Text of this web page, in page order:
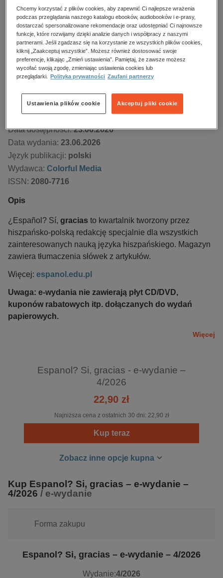
zdrowie
religie
Espanol? Si, gracias – e-wydanie – 4/2026
Numery archiwalne
Spis treści
Numer:4/2026
Data dostępności:23.06.2026
Data wydania: 23.06.2026
Język publikacji: polski
Wydawca: Colorful Media
ISSN: 2080-7716
Kupując otrzymujesz format: PDF
Opis
¿Español? Sí, gracias to kwartalnik tworzony przez
hiszpańsko-polską redakcję specjalnie dla wszystkich
zainteresowanych nauką języka hiszpańskiego. Magazyn
zawiera tłumaczenia słówek z artykułów.
Więcej: espanol.edu.pl
Uwaga: e-wydania nie zawierają płyt CD/DVD,
kuponów rabatowych itp. dołączanych do wydań
papierowych.
Więcej
Espanol? Si, gracias - e-wydanie –
4/2026
22,90 zł
Najniższa cena z ostatnich 30 dni: 22,90 zł
Kup teraz
Zobacz inne opcje kupna
Kup Espanol? Si, gracias – e-wydanie –
4/2026 / e-wydanie
Forma zakupu
Espanol? Si, gracias – e-wydanie – 4/2026
Wydanie:4/2026
Chcemy korzystać z plików cookies, aby zapewnić Ci najlepsze wrażenia
podczas przeglądania naszego katalogu ebooków, audiobooków i e-prasy,
dostarczać spersonalizowane rekomendacje oraz udostępniać Ci najnowsze
funkcje, które rozwijamy dzięki analizie danych i współpracy z naszymi
partnerami. Jeśli zgadzasz się na korzystanie ze wszystkich plików cookies,
kliknij „Zaakceptuj wszystkie”. Możesz również dostosować swoje
preferencje, klikając „Zmień ustawienia”. Pamiętaj, że zawsze możesz
wycofać swoją zgodę, zmieniając ustawienia cookies lub
przeglądarki.
Polityka prywatności Zaufani partnerzy
Akceptuj pliki cookie
Ustawienia plików cookie